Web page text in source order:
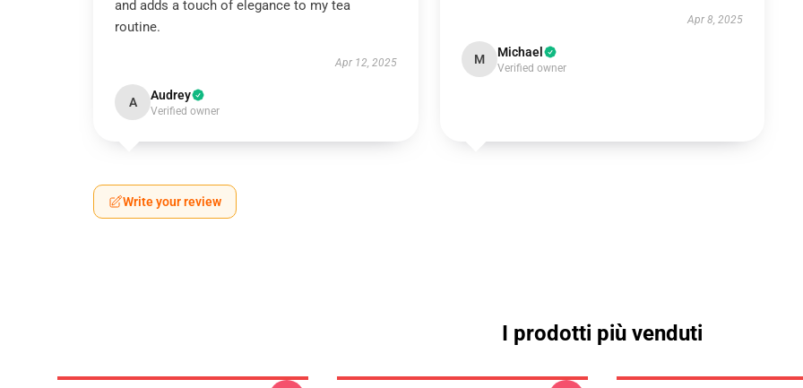
and adds a touch of elegance to my tea
routine.
Apr 12, 2025
A Audrey
Verified owner
Apr 8, 2025
M Michael
Verified owner
Write your review
I prodotti più venduti